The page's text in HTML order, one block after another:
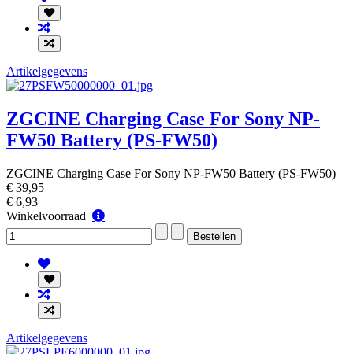
Artikelgegevens
ZGCINE Charging Case For Sony NP-
FW50 Battery (PS-FW50)
ZGCINE Charging Case For Sony NP-FW50 Battery (PS-FW50)
€ 39,95
€ 6,93
Winkelvoorraad
Winkelvoorraad
Artikelgegevens